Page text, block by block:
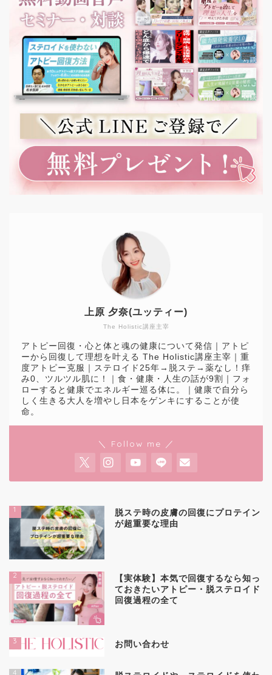
The Holistic講座主宰
上原 夕奈(ユッティー)
アトピー回復・心と体と魂の健康について発信｜アトピ
ーから回復して理想を叶える The Holistic講座主宰｜重
度アトピー克服｜ステロイド25年→脱ステ→薬なし！痒
み0、ツルツル肌に！｜食・健康・人生の話が9割｜フォ
ローすると健康でエネルギー巡る体に。｜健康で自分ら
しく生きる大人を増やし日本をゲンキにすることが使
命。
＼ Follow me ／
1
脱ステ時の皮膚の回復にプロテイン
が超重要な理由
2
【実体験】本気で回復するなら知っ
ておきたいアトピー・脱ステロイド
回復過程の全て
3 お問い合わせ
4